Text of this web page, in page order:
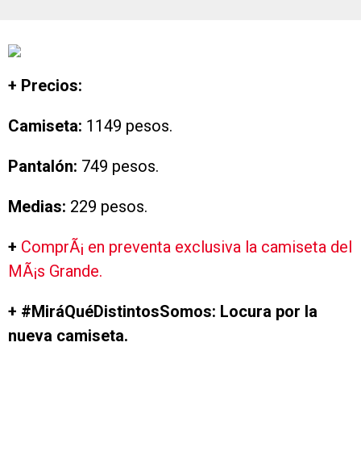
+ Precios:
Camiseta: 1149 pesos.
Pantalón: 749 pesos.
Medias: 229 pesos.
+ ComprÃ¡ en preventa exclusiva la camiseta del
MÃ¡s Grande.
+ #MiráQuéDistintosSomos: Locura por la
nueva camiseta.